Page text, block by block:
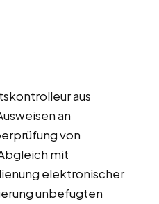
aus
an
von
mit
elektronischer
unbefugten